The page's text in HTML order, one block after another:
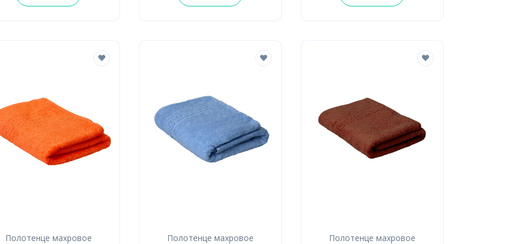
Полотенце махровое Полотенце махровое Полотенце махровое